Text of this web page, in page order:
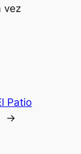
vez
Patio
→